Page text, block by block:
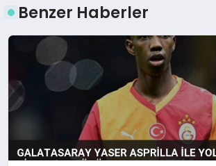
Benzer Haberler